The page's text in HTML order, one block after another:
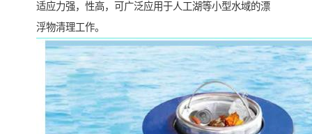
适应力强，性高，可广泛应用于人工湖等小型水域的漂
浮物清理工作。